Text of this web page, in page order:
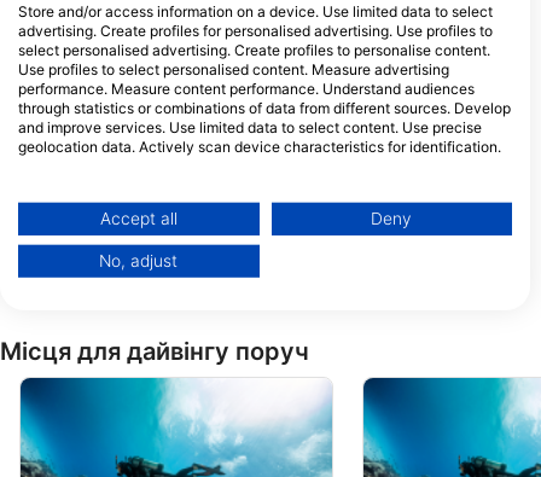
Enker Freedive Education, Enker Freedive Specialists
Huygenswende 10, 2182 PH
Hillegom, НІДЕРЛАНДИ
Місця для дайвінгу поруч
Store and/or access information on a device. Use limited data to select
advertising. Create profiles for personalised advertising. Use profiles to
select personalised advertising. Create profiles to personalise content.
Use profiles to select personalised content. Measure advertising
performance. Measure content performance. Understand audiences
through statistics or combinations of data from different sources. Develop
and improve services. Use limited data to select content. Use precise
geolocation data. Actively scan device characteristics for identification.
Data may be shared outside of the European Union and send to the USA.
Your consent and the cookie policy applies solely to this website/app.
View Partner List (1 IAB Vendors)
Store and/or access information on a device
Use limited data to select advertising
Create profiles for personalised advertising
Accept all Deny
No, adjust